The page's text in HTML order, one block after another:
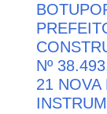
Nº
21